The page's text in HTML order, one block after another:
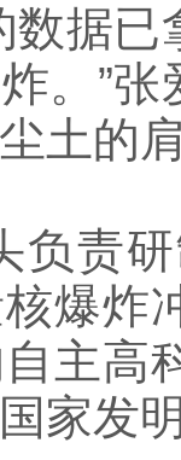
数据
。”
土的
责研
爆炸
主高
家发